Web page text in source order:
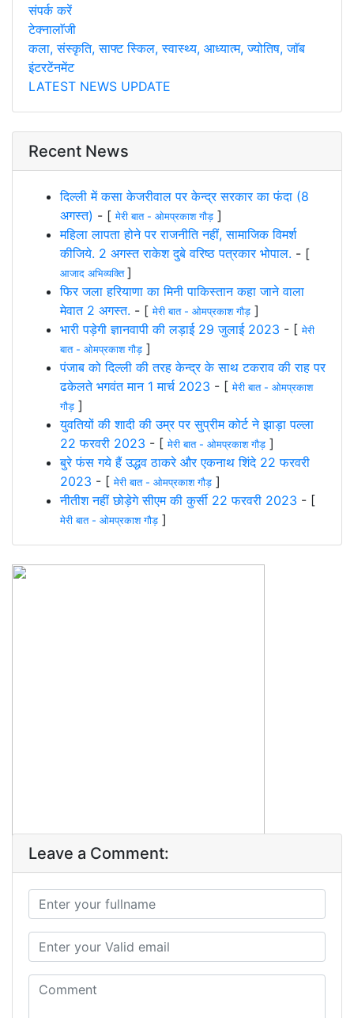
संपर्क करें
टेक्नालाॅजी
कला, संस्कृति, साफ्ट स्किल, स्वास्थ्य, आध्यात्म, ज्योतिष, जाॅब
इंटरटेंनमेंट
LATEST NEWS UPDATE
Recent News
दिल्ली में कसा केजरीवाल पर केन्द्र सरकार का फंदा (8
अगस्त) - [मेरी बात - ओमप्रकाश गौड़ ]
महिला लापता होने पर राजनीति नहीं, सामाजिक विमर्श
कीजिये. 2 अगस्त राकेश दुबे वरिष्ठ पत्रकार भोपाल. - [
आजाद अभिव्यक्ति ]
फिर जला हरियाणा का मिनी पाकिस्तान कहा जाने वाला
मेवात 2 अगस्त. - [मेरी बात - ओमप्रकाश गौड़ ]
भारी पड़ेगी ज्ञानवापी की लड़ाई 29 जुलाई 2023 - [मेरी
बात - ओमप्रकाश गौड़ ]
पंजाब को दिल्ली की तरह केन्द्र के साथ टकराव की राह पर
ढकेलते भगवंत मान 1 मार्च 2023 - [मेरी बात - ओमप्रकाश
गौड़ ]
युवतियों की शादी की उम्र पर सुप्रीम कोर्ट ने झाड़ा पल्ला
22 फरवरी 2023 - [मेरी बात - ओमप्रकाश गौड़ ]
बुरे फंस गये हैं उद्धव ठाकरे और एकनाथ शिंदे 22 फरवरी
2023 - [मेरी बात - ओमप्रकाश गौड़ ]
नीतीश नहीं छोड़ेगे सीएम की कुर्सी 22 फरवरी 2023 - [
मेरी बात - ओमप्रकाश गौड़ ]
Leave a Comment: